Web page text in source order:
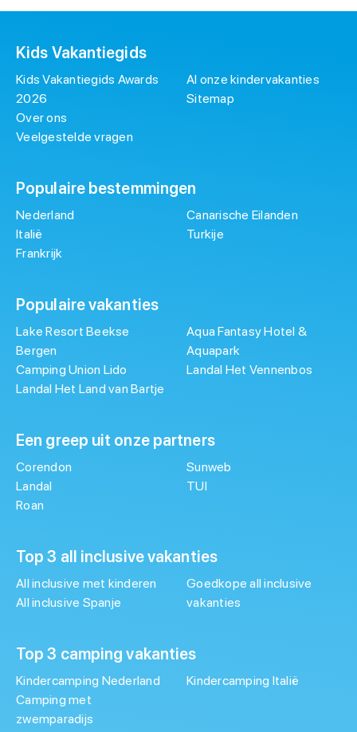
Kids Vakantiegids
Kids Vakantiegids Awards
2026
Over ons
Veelgestelde vragen
Al onze kindervakanties
Sitemap
Populaire bestemmingen
Nederland
Italië
Frankrijk
Canarische Eilanden
Turkije
Populaire vakanties
Lake Resort Beekse
Bergen
Camping Union Lido
Landal Het Land van Bartje
Aqua Fantasy Hotel &
Aquapark
Landal Het Vennenbos
Een greep uit onze partners
Corendon
Landal
Roan
Sunweb
TUI
Top 3 all inclusive vakanties
All inclusive met kinderen
All inclusive Spanje
Goedkope all inclusive
vakanties
Top 3 camping vakanties
Kindercamping Nederland
Camping met
zwemparadijs
Kindercamping Italië